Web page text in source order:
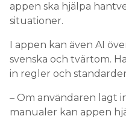
appen ska hjälpa
situationer.
I appen kan även AI
svenska och tvärtom.
in regler och
– Om användaren lagt
manualer kan appen